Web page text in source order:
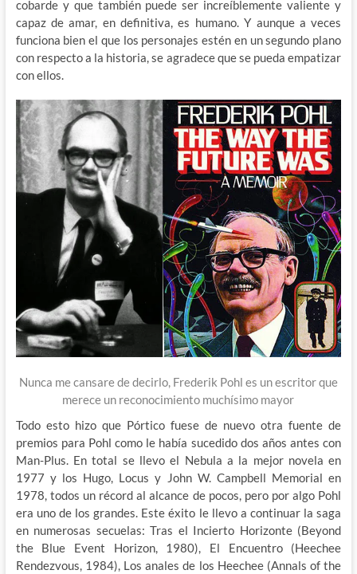
cobarde y que también puede ser increíblemente valiente y
capaz de amar, en definitiva, es humano. Y aunque a veces
funciona bien el que los personajes estén en un segundo plano
con respecto a la historia, se agradece que se pueda empatizar
con ellos.
Nunca me cansare de decirlo, Frederik Pohl es un escritor que
merece un reconocimiento muchísimo mayor
Todo esto hizo que Pórtico fuese de nuevo otra fuente de
premios para Pohl como le había sucedido dos años antes con
Man-Plus. En total se llevo el Nebula a la mejor novela en
1977 y los Hugo, Locus y John W. Campbell Memorial en
1978, todos un récord al alcance de pocos, pero por algo Pohl
era uno de los grandes. Este éxito le llevo a continuar la saga
en numerosas secuelas: Tras el Incierto Horizonte (Beyond
the Blue Event Horizon, 1980), El Encuentro (Heechee
Rendezvous, 1984), Los anales de los Heechee (Annals of the